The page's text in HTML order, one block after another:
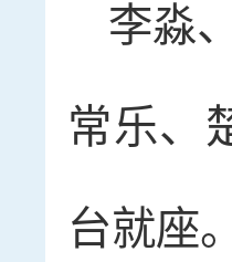
李淼
常乐、
台就座。